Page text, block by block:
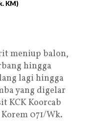
KM)
meniup balon,
hingga
lagi hingga
yang digelar
KCK Koorcab
071/Wk.